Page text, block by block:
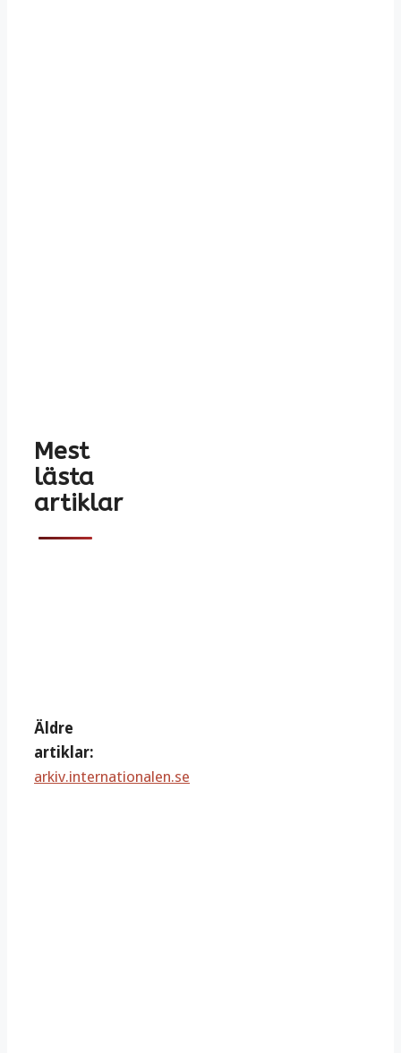
Mest
lästa
artiklar
Äldre
artiklar:
arkiv.internationalen.se